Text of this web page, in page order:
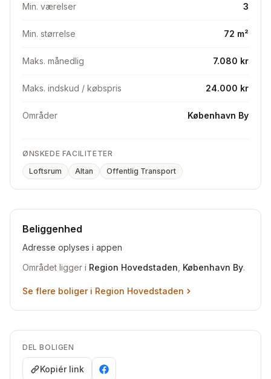
Min. værelser 3
Min. størrelse 72 m²
Maks. månedlig 7.080 kr
Maks. indskud / købspris 24.000 kr
Områder København By
ØNSKEDE FACILITETER
Loftsrum
Altan Offentlig Transport
Beliggenhed
Adresse oplyses i appen
Området ligger i Region Hovedstaden København By.
Se flere boliger i Region Hovedstaden
DEL BOLIGEN
Kopiér link